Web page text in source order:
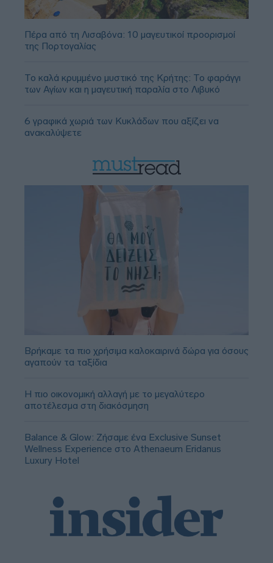
Πέρα από τη Λισαβόνα: 10 μαγευτικοί προορισμοί
της Πορτογαλίας
Το καλά κρυμμένο μυστικό της Κρήτης: Το φαράγγι
των Αγίων και η μαγευτική παραλία στο Λιβυκό
6 γραφικά χωριά των Κυκλάδων που αξίζει να
ανακαλύψετε
Βρήκαμε τα πιο χρήσιμα καλοκαιρινά δώρα για όσους
αγαπούν τα ταξίδια
Η πιο οικονομική αλλαγή με το μεγαλύτερο
αποτέλεσμα στη διακόσμηση
Balance & Glow: Ζήσαμε ένα Exclusive Sunset
Wellness Experience στο Athenaeum Eridanus
Luxury Hotel